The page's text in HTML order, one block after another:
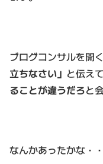
ブログコンサルを開
立ちなさい」 と伝え
ることが違うだろと
なんかあったかな・